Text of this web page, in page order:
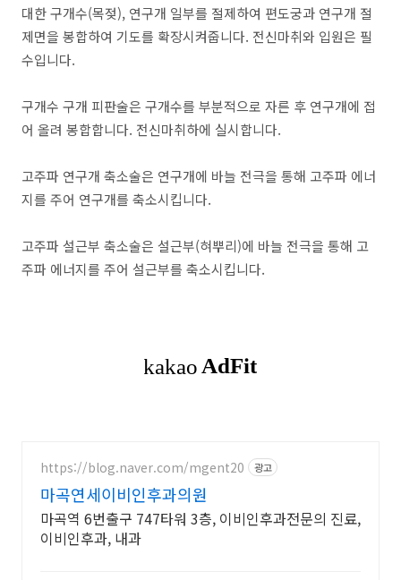
대한 구개수(목젖), 연구개 일부를 절제하여 편도궁과 연구개 절
제면을 봉합하여 기도를 확장시켜줍니다. 전신마취와 입원은 필
수입니다.
구개수 구개 피판술은 구개수를 부분적으로 자른 후 연구개에 접
어 올려 봉합합니다. 전신마취하에 실시합니다.
고주파 연구개 축소술은 연구개에 바늘 전극을 통해 고주파 에너
지를 주어 연구개를 축소시킵니다.
고주파 설근부 축소술은 설근부(혀뿌리)에 바늘 전극을 통해 고
주파 에너지를 주어 설근부를 축소시킵니다.
https://blog.naver.com/mgent20 광고
마곡연세이비인후과의원
마곡역 6번출구 747타워 3층, 이비인후과전문의 진료,
이비인후과, 내과